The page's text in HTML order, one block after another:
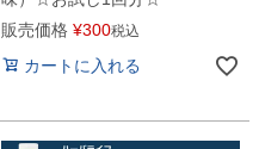
販売価格 ¥300税込
カートに入れる